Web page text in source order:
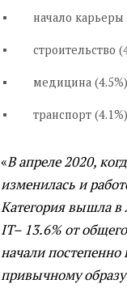
начало карьеры
строительство
медицина
транспорт
«В апреле 2020,
изменилась и
Категория вышла в
IT– 13.6% от
начали постепенно
привычному